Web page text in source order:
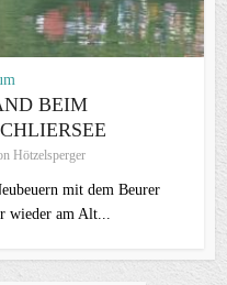
BEIM
Hötzelsperger
mit dem Beurer
wieder am Alt...